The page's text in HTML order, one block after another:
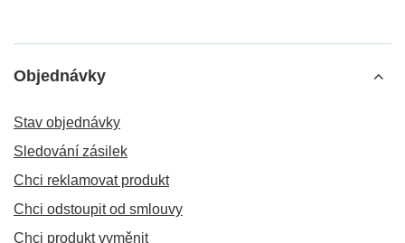
Objednávky
Stav objednávky
Sledování zásilek
Chci reklamovat produkt
Chci odstoupit od smlouvy
Chci produkt vyměnit